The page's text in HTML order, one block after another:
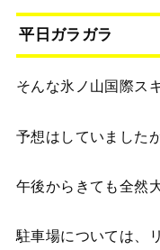
平日ガラガラ
そんな氷ノ山国際ス
予想はしていました
午後からきても全然
駐車場については、